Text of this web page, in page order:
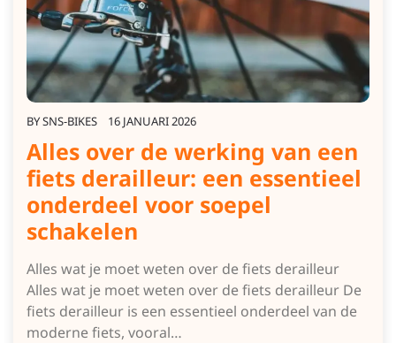
BYSNS-BIKES 16 JANUARI 2026
Alles over de werking van een
fiets derailleur: een essentieel
onderdeel voor soepel
schakelen
Alles wat je moet weten over de fiets derailleur
Alles wat je moet weten over de fiets derailleur De
fiets derailleur is een essentieel onderdeel van de
moderne fiets, vooral…